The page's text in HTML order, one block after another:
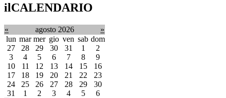
ilCALENDARIO
« agosto 2026
»
lun mar mer gio ven sab dom
27
28 29 30 31 1
2
3
4 5 6 7 8
9
10
11 12 13 14 15
16
17
18 19 20 21 22
23
24
25 26 27 28 29
30
31
1 2 3 4 5 6